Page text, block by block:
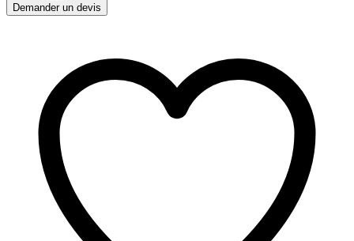
Demander un devis